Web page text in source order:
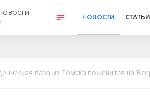
НОВОСТИ СТАТЬИ
пара из Томска поженится на